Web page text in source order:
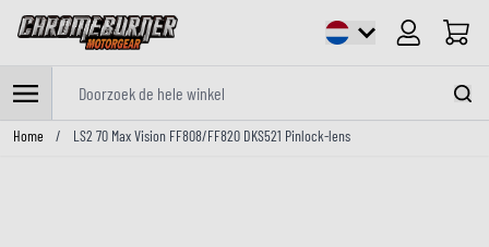
Cart
Ga naar de inhoud
Home / LS2 70 Max Vision FF808/FF820 DKS521 Pinlock-lens